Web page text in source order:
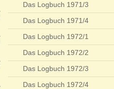
Das Logbuch 1971/3
Das Logbuch 1971/4
Das Logbuch 1972/1
Das Logbuch 1972/2
Das Logbuch 1972/3
Das Logbuch 1972/4